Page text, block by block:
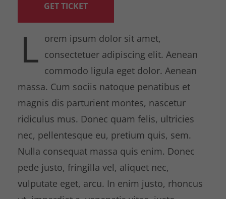
GET TICKET
L orem ipsum dolor sit amet,
consectetuer adipiscing elit. Aenean
commodo ligula eget dolor. Aenean
massa. Cum sociis natoque penatibus et
magnis dis parturient montes, nascetur
ridiculus mus. Donec quam felis, ultricies
nec, pellentesque eu, pretium quis, sem.
Nulla consequat massa quis enim. Donec
pede justo, fringilla vel, aliquet nec,
vulputate eget, arcu. In enim justo, rhoncus